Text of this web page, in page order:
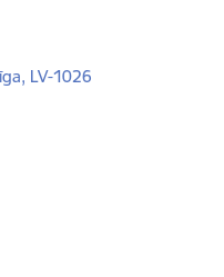
LV-1026